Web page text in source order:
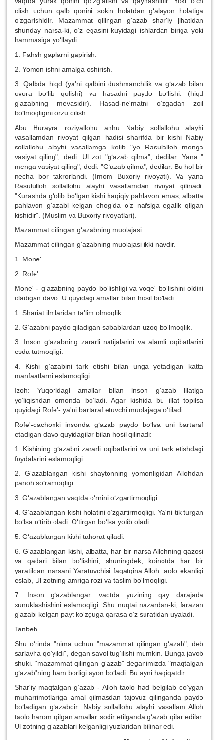
olish uchun qalb qonini sokin holatdan g‘alayon holatiga
o‘zgarishidir. Mazammat qilingan g‘azab shar'iy jihatidan
shunday narsa-ki, o‘z egasini kuyidagi ishlardan biriga yoki
hammasiga yo‘llaydi:
1. Fahsh gaplarni gapirish.
2. Yomon ishni amalga oshirish.
3. Qalbda hiqd (ya'ni qalbini dushmanchilik va g‘azab bilan
ovora bo‘lib qolishi) va hasadni paydo bo‘lishi. (hiqd
g‘azabning mevasidir). Hasad-ne'matni o‘zgadan zoil
bo‘lmoqligini orzu qilish.
Abu Hurayra roziyallohu anhu Nabiy sollallohu alayhi
vasallamdan rivoyat qilgan hadisi sharifda bir kishi Nabiy
sollallohu alayhi vasallamga kelib "yo Rasulalloh menga
vasiyat qiling", dedi. Ul zot "g‘azab qilma", dedilar. Yana "
menga vasiyat qiling", dedi. "G‘azab qilma", dedilar. Bu hol bir
necha bor takrorlandi. (Imom Buxoriy rivoyati). Va yana
Rasululloh sollallohu alayhi vasallamdan rivoyat qilinadi:
"Kurashda g‘olib bo‘lgan kishi haqiqiy pahlavon emas, albatta
pahlavon g‘azabi kelgan chog‘da o‘z nafsiga egalik qilgan
kishidir". (Muslim va Buxoriy rivoyatlari).
Mazammat qilingan g‘azabning muolajasi.
Mazammat qilingan g‘azabning muolajasi ikki navdir.
1. Mone'.
2. Rofe'.
Mone' - g‘azabning paydo bo‘lishligi va voqe' bo‘lishini oldini
oladigan davo. U quyidagi amallar bilan hosil bo‘ladi.
1. Shariat ilmlaridan ta'lim olmoqlik.
2. G‘azabni paydo qiladigan sabablardan uzoq bo‘lmoqlik.
3. Inson g‘azabning zararli natijalarini va alamli oqibatlarini
esda tutmoqligi.
4. Kishi g‘azabini tark etishi bilan unga yetadigan katta
manfaatlarni eslamoqligi.
Izoh: Yuqoridagi amallar bilan inson g‘azab illatiga
yo‘liqishdan omonda bo‘ladi. Agar kishida bu illat topilsa
quyidagi Rofe'- ya'ni bartaraf etuvchi muolajaga o‘tiladi.
Rofe'-qachonki insonda g‘azab paydo bo‘lsa uni bartaraf
etadigan davo quyidagilar bilan hosil qilinadi:
1. Kishining g‘azabni zararli oqibatlarini va uni tark etishdagi
foydalarini eslamoqligi.
2. G‘azablangan kishi shaytonning yomonligidan Allohdan
panoh so‘ramoqligi.
3. G‘azablangan vaqtda o‘rnini o‘zgartirmoqligi.
4. G‘azablangan kishi holatini o‘zgartirmoqligi. Ya'ni tik turgan
bo‘lsa o‘tirib oladi. O‘tirgan bo‘lsa yotib oladi.
5. G‘azablangan kishi tahorat qiladi.
6. G‘azablangan kishi, albatta, har bir narsa Allohning qazosi
va qadari bilan bo‘lishini, shuningdek, koinotda har bir
yaratilgan narsani Yaratuvchisi faqatgina Alloh taolo ekanligi
eslab, Ul zotning amriga rozi va taslim bo‘lmoqligi.
7. Inson g‘azablangan vaqtda yuzining qay darajada
xunuklashishini eslamoqligi. Shu nuqtai nazardan-ki, farazan
g‘azabi kelgan payt ko‘zguga qarasa o‘z suratidan uyaladi.
Tanbeh.
Shu o‘rinda "nima uchun "mazammat qilingan g‘azab", deb
sarlavha qo‘yildi", degan savol tug‘ilishi mumkin. Bunga javob
shuki, "mazammat qilingan g‘azab" deganimizda "maqtalgan
g‘azab"ning ham borligi ayon bo‘ladi. Bu ayni haqiqatdir.
Shar'iy maqtalgan g‘azab - Alloh taolo had belgilab qo‘ygan
muharrimotlariga amal qilmasdan tajovuz qilinganda paydo
bo‘ladigan g‘azabdir. Nabiy sollallohu alayhi vasallam Alloh
taolo harom qilgan amallar sodir etilganda g‘azab qilar edilar.
Ul zotning g‘azablari kelganligi yuzlaridan bilinar edi.